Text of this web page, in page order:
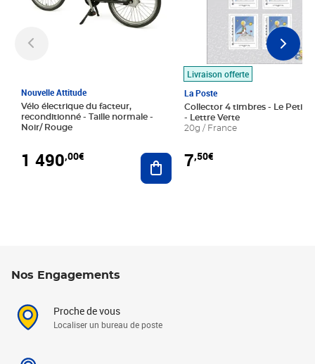
Nouvelle Attitude
Vélo électrique du facteur,
reconditionné - Taille normale -
Noir/ Rouge
1 490,00€ Ajouter au panier
Livraison offerte
La Poste
Collector 4 timbres - Le Petit
- Lettre Verte
20g / France
7,50€
Nos Engagements
Proche de vous
Localiser un bureau de poste